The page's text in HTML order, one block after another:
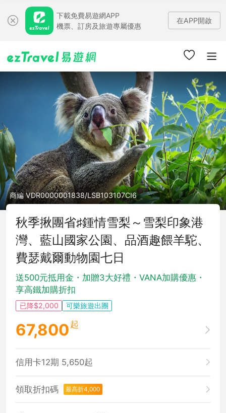
下載免費易遊網APP
機票、訂房及旅遊專屬優惠
在APP開啟
商編 VDR0000001838/LSB103107CI6
秋季揪團省♯鍾情雪梨～雪梨印象港
灣、藍山國家公園、品酒趣餵羊駝、
費瑟戴爾動物園七日
送500元抵用金・加贈3大好禮・VANA加購優惠・
享高鐵加購折扣
已降$2,000 可樂旅遊出團
67,800 起
信用卡12期 5,650起
領取折扣碼 最高折4,000